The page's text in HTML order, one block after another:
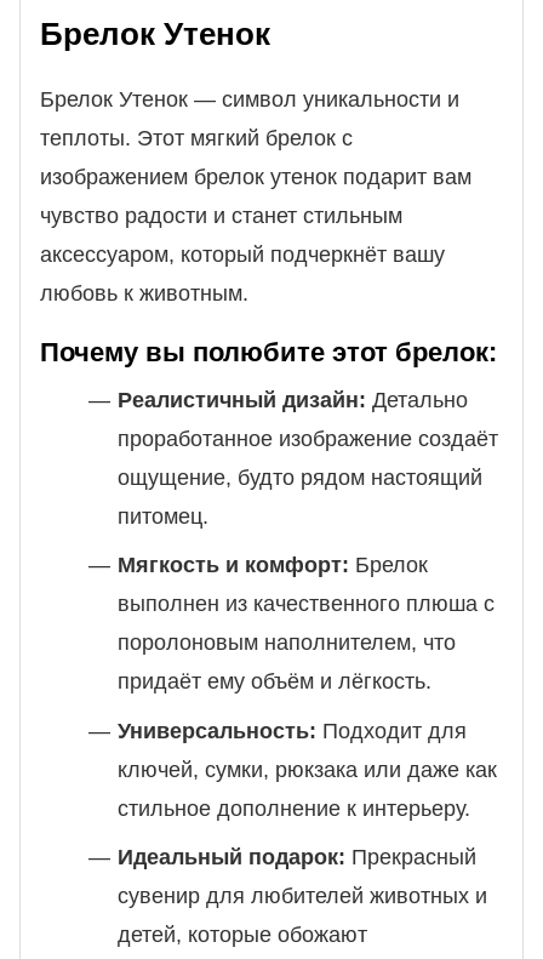
Брелок Утенок
Брелок Утенок — символ уникальности и
теплоты. Этот мягкий брелок с
изображением брелок утенок подарит вам
чувство радости и станет стильным
аксессуаром, который подчеркнёт вашу
любовь к животным.
Почему вы полюбите этот брелок:
Реалистичный дизайн: Детально
проработанное изображение создаёт
ощущение, будто рядом настоящий
питомец.
Мягкость и комфорт: Брелок
выполнен из качественного плюша с
поролоновым наполнителем, что
придаёт ему объём и лёгкость.
Универсальность: Подходит для
ключей, сумки, рюкзака или даже как
стильное дополнение к интерьеру.
Идеальный подарок: Прекрасный
сувенир для любителей животных и
детей, которые обожают